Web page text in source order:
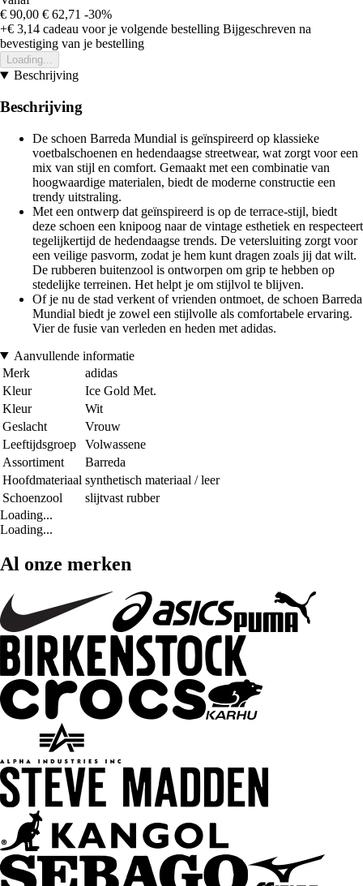
€ 90,00 € 62,71 -30%
+€ 3,14 cadeau voor je volgende bestelling Bijgeschreven na
bevestiging van je bestelling
Loading...
Beschrijving
Beschrijving
De schoen Barreda Mundial is geïnspireerd op klassieke
voetbalschoenen en hedendaagse streetwear, wat zorgt voor een
mix van stijl en comfort. Gemaakt met een combinatie van
hoogwaardige materialen, biedt de moderne constructie een
trendy uitstraling.
Met een ontwerp dat geïnspireerd is op de terrace-stijl, biedt
deze schoen een knipoog naar de vintage esthetiek en respecteert
tegelijkertijd de hedendaagse trends. De vetersluiting zorgt voor
een veilige pasvorm, zodat je hem kunt dragen zoals jij dat wilt.
De rubberen buitenzool is ontworpen om grip te hebben op
stedelijke terreinen. Het helpt je om stijlvol te blijven.
Of je nu de stad verkent of vrienden ontmoet, de schoen Barreda
Mundial biedt je zowel een stijlvolle als comfortabele ervaring.
Vier de fusie van verleden en heden met adidas.
Aanvullende informatie
Merk
adidas
Kleur
Ice Gold Met.
Kleur
Wit
Geslacht
Vrouw
Leeftijdsgroep
Volwassene
Assortiment
Barreda
Hoofdmateriaal synthetisch materiaal / leer
Schoenzool
slijtvast rubber
Loading...
Loading...
Al onze merken